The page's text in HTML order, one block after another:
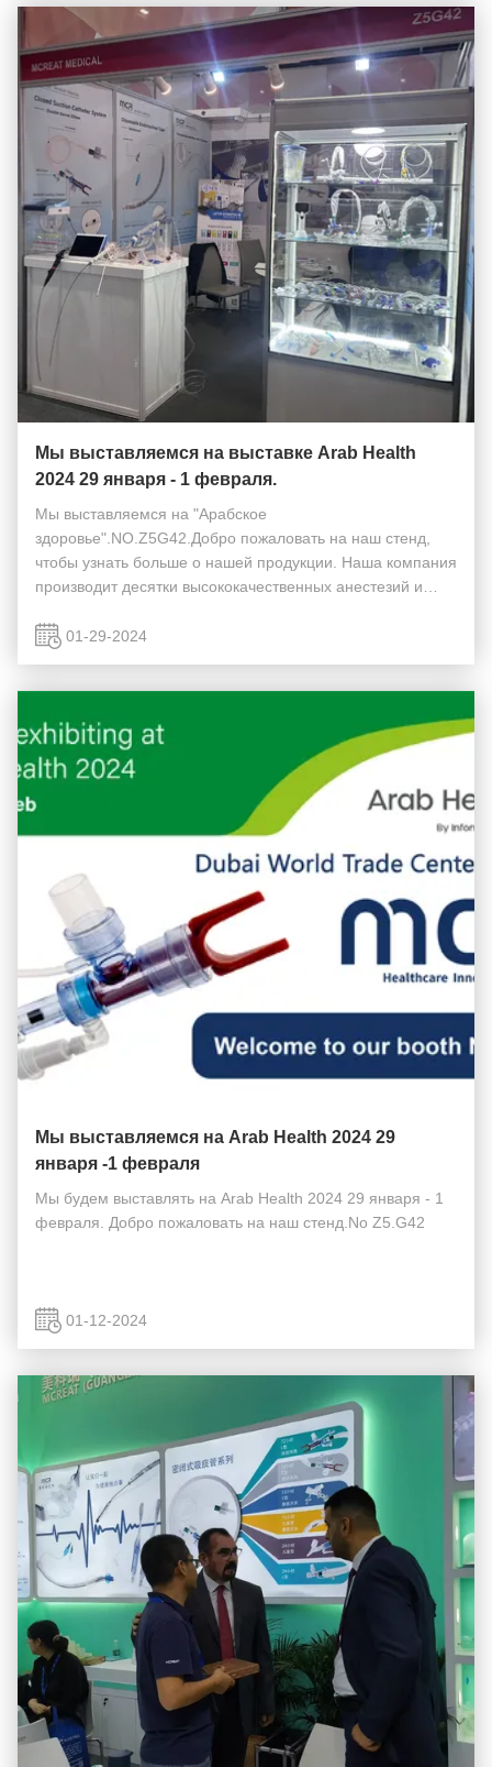
Мы выставляемся на выставке Arab Health
2024 29 января - 1 февраля.
Мы выставляемся на "Арабское
здоровье".NO.Z5G42.Добро пожаловать на наш стенд,
чтобы узнать больше о нашей продукции. Наша компания
производит десятки высококачественных анестезий и
всасывания Эндотрахеальная трубка Высокопоточная
01-29-2024
Мы выставляемся на Arab Health 2024 29
января -1 февраля
Мы будем выставлять на Arab Health 2024 29 января - 1
февраля. Добро пожаловать на наш стенд.No Z5.G42
01-12-2024